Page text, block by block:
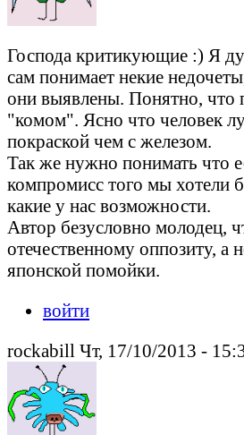
Господа критикующие :) Я
сам понимает некие
они выявлены. Понятно, что
"комом". Ясно что человек
покраской чем с железом.
Так же нужно понимать что
компромисс того мы хотели
какие у нас возможности.
Автор безусловно молодец,
отечественному оппозиту, а
японской помойки.
войти
rockabill Чт, 17/10/2013 -